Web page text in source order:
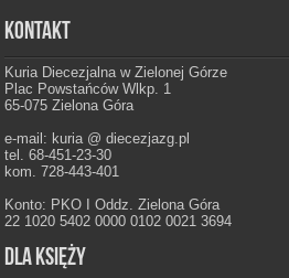
Kontakt
Kuria Diecezjalna w Zielonej Górze
Plac Powstańców Wlkp. 1
65-075 Zielona Góra
e-mail: kuria @ diecezjazg.pl
tel. 68-451-23-30
kom. 728-443-401
Konto: PKO I Oddz. Zielona Góra
22 1020 5402 0000 0102 0021 3694
Dla księży